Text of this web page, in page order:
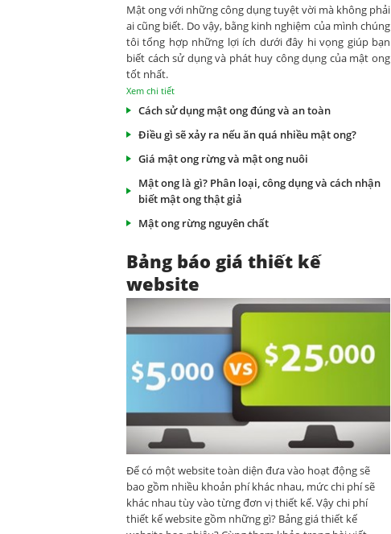
Mật ong với những công dụng tuyệt vời mà không phải
ai cũng biết. Do vậy, bằng kinh nghiệm của mình chúng
tôi tổng hợp những lợi ích dưới đây hi vọng giúp bạn
biết cách sử dụng và phát huy công dụng của mật ong
tốt nhất.
Xem chi tiết
Cách sử dụng mật ong đúng và an toàn
Điều gì sẽ xảy ra nếu ăn quá nhiều mật ong?
Giá mật ong rừng và mật ong nuôi
Mật ong là gì? Phân loại, công dụng và cách nhận
biết mật ong thật giả
Mật ong rừng nguyên chất
Bảng báo giá thiết kế
website
Để có một website toàn diện đưa vào hoạt động sẽ
bao gồm nhiều khoản phí khác nhau, mức chi phí sẽ
khác nhau tùy vào từng đơn vị thiết kế. Vậy chi phí
thiết kế website gồm những gì? Bảng giá thiết kế